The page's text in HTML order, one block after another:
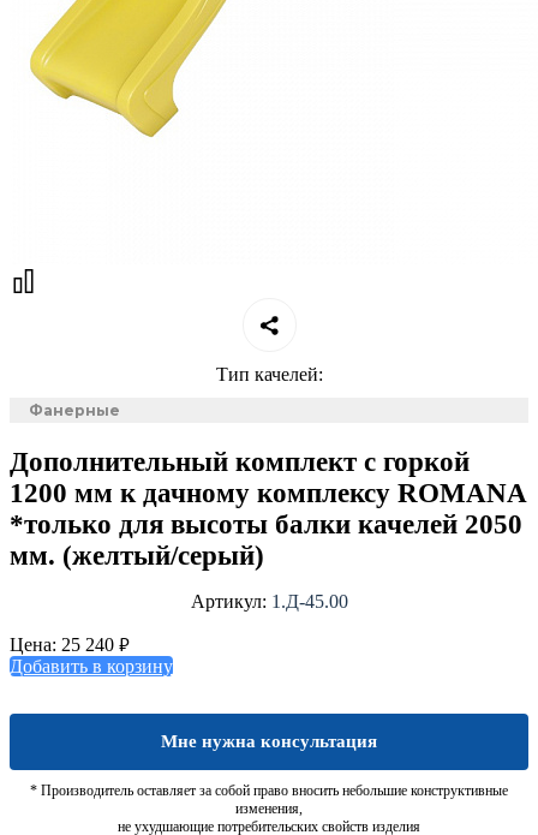
Тип качелей:
Фанерные
Дополнительный комплект с горкой
1200 мм к дачному комплексу ROMANA
*только для высоты балки качелей 2050
мм. (желтый/серый)
Артикул: 1.Д-45.00
Цена: 25 240 ₽
Добавить в корзину
Мне нужна консультация
* Производитель оставляет за собой право вносить небольшие конструктивные
изменения,
не ухудшающие потребительских свойств изделия